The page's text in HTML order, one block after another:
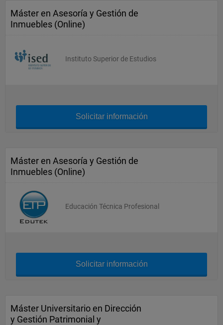
Máster en Asesoría y Gestión de
Inmuebles (Online)
Instituto Superior de Estudios
Solicitar información
Máster en Asesoría y Gestión de
Inmuebles (Online)
Educación Técnica Profesional
Solicitar información
Máster Universitario en Dirección
y Gestión Patrimonial y